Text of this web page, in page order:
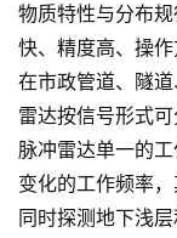
物质特性与分布
快、精度高、操
在市政管道、隧道
雷达按信号形式
脉冲雷达单一的
变化的工作频率
同时探测地下浅